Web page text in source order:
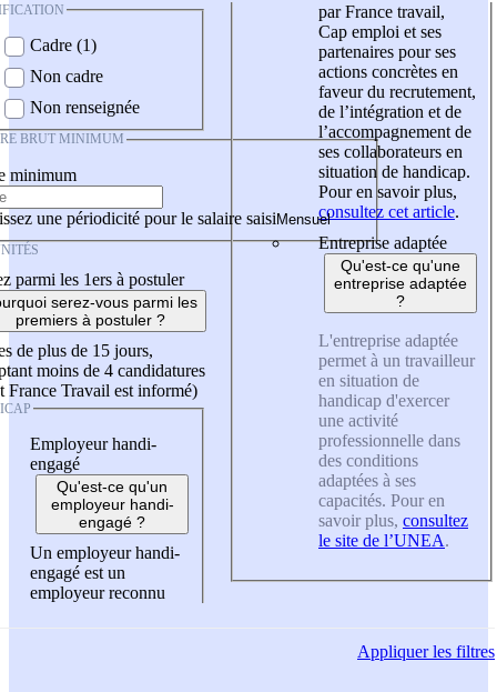
Cadre (1)
Non cadre
Non renseignée
BRUT MINIMUM
minimum
une périodicité pour le salaire saisi
parmi les 1ers à postuler
serez-vous parmi les
premiers à postuler ?
de plus de 15 jours,
moins de 4 candidatures
France Travail est informé)
Employeur handi-
engagé
Qu'est-ce qu'un
employeur handi-
engagé ?
Un employeur handi-
engagé est un
employeur reconnu
par France travail,
Cap emploi et ses
partenaires pour ses
actions concrètes en
faveur du recrutement,
de l’intégration et de
l’accompagnement de
ses collaborateurs en
situation de handicap.
Pour en savoir plus,
consultez cet article.
Entreprise adaptée
Qu'est-ce qu'une
entreprise adaptée
?
L'entreprise adaptée
permet à un travailleur
en situation de
handicap d'exercer
une activité
professionnelle dans
des conditions
adaptées à ses
capacités. Pour en
savoir plus, consultez
le site de l’UNEA.
Appliquerles filtres